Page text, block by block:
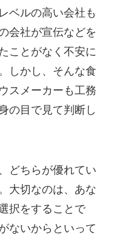
ベルの高い会社も
会社が宣伝などを
ことがなく不安に
しかし、そんな食
スメーカーも工務
の目で見て判断し
どちらが優れてい
大切なのは、あな
択をすることで
ないからといって